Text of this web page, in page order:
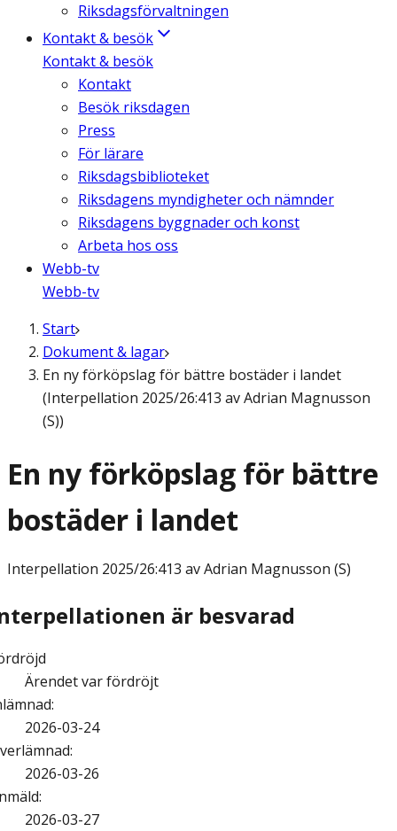
Riksdagsförvaltningen
Kontakt & besök
Kontakt & besök
Kontakt
Besök riksdagen
Press
För lärare
Riksdagsbiblioteket
Riksdagens myndigheter och nämnder
Riksdagens byggnader och konst
Arbeta hos oss
Webb-tv
Webb-tv
Start
Dokument & lagar
En ny förköpslag för bättre bostäder i landet
(Interpellation 2025/26:413 av Adrian Magnusson
(S))
En ny förköpslag för bättre
bostäder i landet
Interpellation 2025/26:413 av Adrian Magnusson (S)
är besvarad
Ärendet var fördröjt
:
2026-03-24
:
2026-03-26
:
2026-03-27